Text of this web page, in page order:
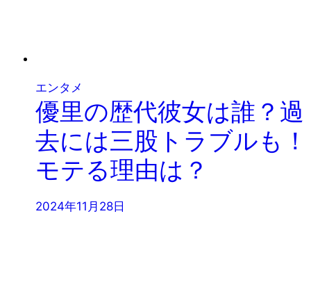
エンタメ
優里の歴代彼女は誰？過
去には三股トラブルも！
モテる理由は？
2024年11月28日